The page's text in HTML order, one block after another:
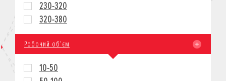
230-320
320-380
Робочий об'єм
10-50